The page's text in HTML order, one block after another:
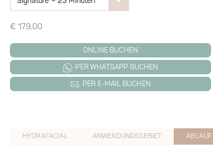
€ 179,00
ONLINE BUCHEN
PER WHATSAPP BUCHEN
PER E-MAIL BUCHEN
HYDRAFACIAL ANWENDUNGSGEBIET ABLAUF